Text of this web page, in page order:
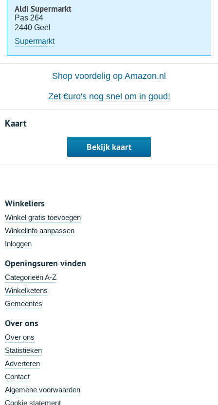
Aldi Supermarkt
Pas 264
2440 Geel
Supermarkt
Shop voordelig op Amazon.nl
Zet €uro's nog snel om in goud!
Kaart
Bekijk kaart
Winkeliers
Winkel gratis toevoegen
Winkelinfo aanpassen
Inloggen
Openingsuren vinden
Categorieën A-Z
Winkelketens
Gemeentes
Over ons
Over ons
Statistieken
Adverteren
Contact
Algemene voorwaarden
Cookie statement